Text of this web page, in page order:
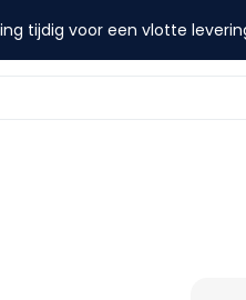
tijdig voor een vlotte